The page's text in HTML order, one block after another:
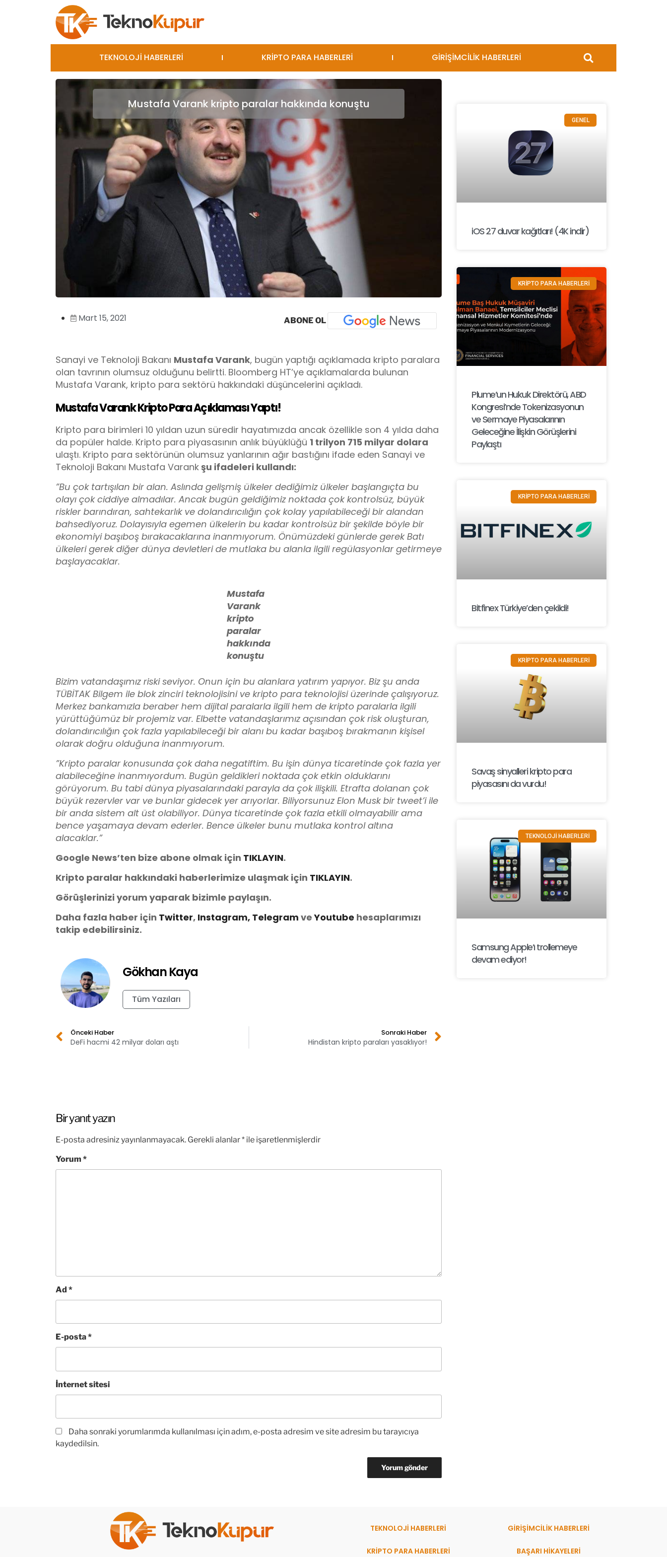
TEKNOLOJİ HABERLERİ KRİPTO PARA HABERLERİ GİRİŞİMCİLİK HABERLERİ
Mustafa Varank kripto paralar hakkında konuştu
Mart 15, 2021 ABONE OL
Sanayi ve Teknoloji Bakanı Mustafa Varank, bugün yaptığı açıklamada kripto paralara
olan tavrının olumsuz olduğunu belirtti. Bloomberg HT’ye açıklamalarda bulunan
Mustafa Varank, kripto para sektörü hakkındaki düşüncelerini açıkladı.
Mustafa Varank Kripto Para Açıklaması Yaptı!
Kripto para birimleri 10 yıldan uzun süredir hayatımızda ancak özellikle son 4 yılda daha
da popüler halde. Kripto para piyasasının anlık büyüklüğü 1 trilyon 715 milyar dolara
ulaştı. Kripto para sektörünün olumsuz yanlarının ağır bastığını ifade eden Sanayi ve
Teknoloji Bakanı Mustafa Varankşu ifadeleri kullandı:
”Bu çok tartışılan bir alan. Aslında gelişmiş ülkeler dediğimiz ülkeler başlangıçta bu
olayı çok ciddiye almadılar. Ancak bugün geldiğimiz noktada çok kontrolsüz, büyük
riskler barındıran, sahtekarlık ve dolandırıcılığın çok kolay yapılabileceği bir alandan
bahsediyoruz. Dolayısıyla egemen ülkelerin bu kadar kontrolsüz bir şekilde böyle bir
ekonomiyi başıboş bırakacaklarına inanmıyorum. Önümüzdeki günlerde gerek Batı
ülkeleri gerek diğer dünya devletleri de mutlaka bu alanla ilgili regülasyonlar getirmeye
başlayacaklar.
Mustafa
Varank
kripto
paralar
hakkında
konuştu
Bizim vatandaşımız riski seviyor. Onun için bu alanlara yatırım yapıyor. Biz şu anda
TÜBİTAK Bilgem ile blok zinciri teknolojisini ve kripto para teknolojisi üzerinde çalışıyoruz.
Merkez bankamızla beraber hem dijital paralarla ilgili hem de kripto paralarla ilgili
yürüttüğümüz bir projemiz var. Elbette vatandaşlarımız açısından çok risk oluşturan,
dolandırıcılığın çok fazla yapılabileceği bir alanı bu kadar başıboş bırakmanın kişisel
olarak doğru olduğuna inanmıyorum.
”Kripto paralar konusunda çok daha negatiftim. Bu işin dünya ticaretinde çok fazla yer
alabileceğine inanmıyordum. Bugün geldikleri noktada çok etkin olduklarını
görüyorum. Bu tabi dünya piyasalarındaki parayla da çok ilişkili. Etrafta dolanan çok
büyük rezervler var ve bunlar gidecek yer arıyorlar. Biliyorsunuz Elon Musk bir tweet’i ile
bir anda sistem alt üst olabiliyor. Dünya ticaretinde çok fazla etkili olmayabilir ama
bence yaşamaya devam ederler. Bence ülkeler bunu mutlaka kontrol altına
alacaklar.”
Google News’ten bize abone olmak için TIKLAYIN.
Kripto paralar hakkındaki haberlerimize ulaşmak için TIKLAYIN.
Görüşlerinizi yorum yaparak bizimle paylaşın.
Daha fazla haber için Twitter, Instagram, Telegram veYoutube hesaplarımızı
takip edebilirsiniz.
Gökhan Kaya
Tüm Yazıları
Önceki Haber
DeFi hacmi 42 milyar doları aştı
Sonraki Haber
Hindistan kripto paraları yasaklıyor!
Bir yanıt yazın
E-posta adresiniz yayınlanmayacak. Gerekli alanlar* ile işaretlenmişlerdir
Yorum *
Ad *
E-posta*
İnternet sitesi
Daha sonraki yorumlarımda kullanılması için adım, e-posta adresim ve site adresim bu tarayıcıya
kaydedilsin.
GENEL
iOS 27 duvar kağıtları! (4K indir)
KRİPTO PARA HABERLERİ
Plume’un Hukuk Direktörü, ABD
Kongresi’nde Tokenizasyonun
ve Sermaye Piyasalarının
Geleceğine İlişkin Görüşlerini
Paylaştı
KRİPTO PARA HABERLERİ
Bitfinex Türkiye’den çekildi!
KRİPTO PARA HABERLERİ
Savaş sinyalleri kripto para
piyasasını da vurdu!
TEKNOLOJİ HABERLERİ
Samsung Apple’ı trollemeye
devam ediyor!
TEKNOLOJİ HABERLERİ
KRİPTO PARA HABERLERİ
GİRİŞİMCİLİK HABERLERİ
BAŞARI HIKAYELERI